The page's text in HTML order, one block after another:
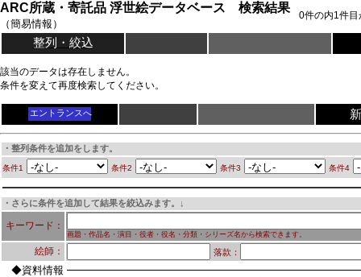
ARC所蔵・寄託品 浮世絵データベース 検索結果
（簡易情報）
0件の内1件目
整列・絞込
該当のデータは存在しません。
条件を変えて再度検索してください。
エントランスへ
・整列条件を追加をします。
条件1 条件2 条件3 条件4
・さらに条件を追加して結果を絞込みます。↓
キーワード：
画題・作品名・演目・役者・役名・分類・シリーズ名から検索できます。
絵師： 落款：
◆資料情報